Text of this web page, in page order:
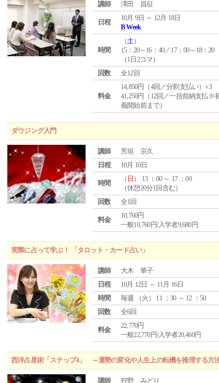
講師 澤田 昌征
日程
10月 9日 ～ 12月 18日
B Week
時間
（土）
15：20～16：40／17：00～18：20
（1日2コマ）
回数
全12回
料金
14,850円（4回／分割支払い）×3
41,250円（12回／一括前納支払※
義開始前まで）
ダウジング入門
講師
芳垣 宗久
日程
10月 10日
時間
（ 日 ） 13 ：00 ～ 17 ：00
（休憩20分1回含む）
回数
全1回
料金
10,760円
一般10,760円/入学者9,680円
実際に占って学ぶ！ 「タロット・カード占い」
講師
大木 華子
日程
10月 12日 ～ 11月 16日
時間
毎週 （火 ） 11 ：30 ～ 12 ：50
回数
全6回
料金
22,770円
一般22,770円/入学者20,460円
西洋占星術「ステップ4」 ～運勢の変化や人生上の転機を推理する方
講師 狩野 みどり